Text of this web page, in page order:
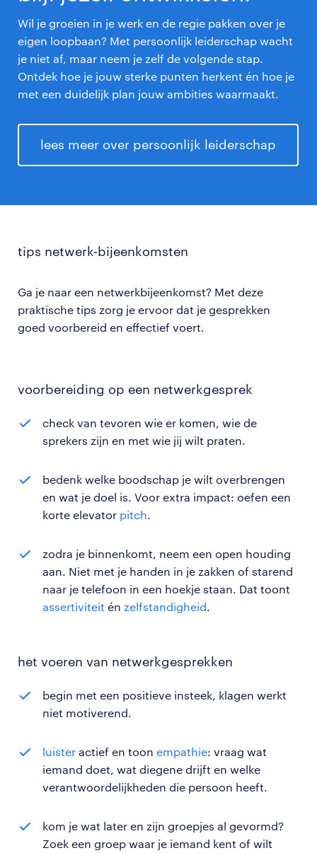
Wil je groeien in je werk en de regie pakken over je
eigen loopbaan? Met persoonlijk leiderschap wacht
je niet af, maar neem je zelf de volgende stap.
Ontdek hoe je jouw sterke punten herkent én hoe je
met een duidelijk plan jouw ambities waarmaakt.
lees meer over persoonlijk leiderschap
tips netwerk-bijeenkomsten
Ga je naar een netwerkbijeenkomst? Met deze
praktische tips zorg je ervoor dat je gesprekken
goed voorbereid en effectief voert.
voorbereiding op een netwerkgesprek
check van tevoren wie er komen, wie de
sprekers zijn en met wie jij wilt praten.
bedenk welke boodschap je wilt overbrengen
en wat je doel is. Voor extra impact: oefen een
korte elevator pitch.
zodra je binnenkomt, neem een open houding
aan. Niet met je handen in je zakken of starend
naar je telefoon in een hoekje staan. Dat toont
assertiviteit én zelfstandigheid.
het voeren van netwerkgesprekken
begin met een positieve insteek, klagen werkt
niet motiverend.
luister actief en toon empathie: vraag wat
iemand doet, wat diegene drijft en welke
verantwoordelijkheden die persoon heeft.
kom je wat later en zijn groepjes al gevormd?
Zoek een groep waar je iemand kent of wilt